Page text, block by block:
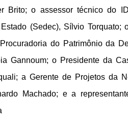
Brito; o assessor técnico do
(Sedec), Sílvio Torquato;
do Patrimônio da
Gannoum; o Presidente da
a Gerente de Projetos da
Machado; e a